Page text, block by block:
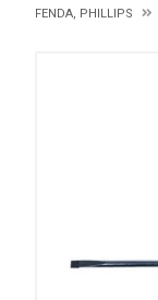
FENDA, PHILLIPS